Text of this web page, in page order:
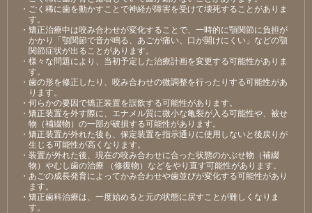
・ごく稀に歯を動かすことで神経が障害を受けて壊死することがありま
す。
・矯正治療中は咬み合わせが変化することで、一時的に顎関節に負担が
かかり「顎関節で音が鳴る、あごが痛い、口が開けにくい」などの顎
関節症状が出ることがあります。
・様々な問題により、当初予定した治療計画を変更する可能性がありま
す。
・歯の形を修正したり、咬み合わせの微調整を行ったりする可能性があ
ります。
・何らかの要因で矯正装置を誤飲する可能性があります。
・矯正装置を外す際に、エナメル質に微小な亀裂が入る可能性や、被せ
物（補綴物）の一部が破損する可能性があります。
・矯正装置が外れた後も、保定装置を指示通りに使用しないと後戻りが
生じる可能性が高くなります。
・装置が外れた後、現在の咬み合わせに合った状態のかぶせ物（補綴
物）やむし歯の治療 （修復物）などをやり直す可能性があります。
・あごの成長発育によってかみ合わせや歯並びが変化する可能性があり
ます。
・矯正歯科治療は、一度始めると元の状態に戻すことが難しくなりま
す。